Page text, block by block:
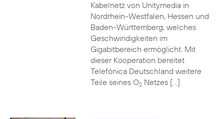
Kabelnetz von Unitymedia in
Nordrhein-Westfalen, Hessen und
Baden-Württemberg, welches
Geschwindigkeiten im
Gigabitbereich ermöglicht. Mit
dieser Kooperation bereitet
Telefónica Deutschland weitere
Teile seines O2Netzes […]